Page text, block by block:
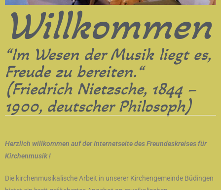
Willkommen
“Im Wesen der Musik liegt es,
Freude zu bereiten.“
(Friedrich Nietzsche, 1844 –
1900, deutscher Philosoph)
Herzlich willkommen auf der Internetseite des Freundeskreises für
Kirchenmusik !
Die kirchenmusikalische Arbeit in unserer Kirchengemeinde Büdingen